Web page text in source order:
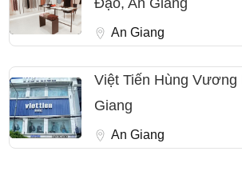
Đạo, An Giang
An Giang
Việt Tiến Hùng Vương
Giang
An Giang